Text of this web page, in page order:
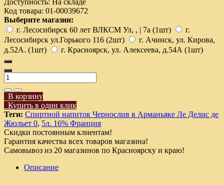
Код товара: 01-00039672
Выберите магазин:
г. Лесосибирск 60 лет ВЛКСМ Ул, , | 7а (1шт)
г.
Лесосибирск ул.Горького 116 (2шт)
г. Ачинск, ул. Кирова,
д.52А. (1шт)
г. Красноярск, ул. Алексеева, д.54А (1шт)
В корзину
Купить в один клик
Теги: Спиртной напиток Чернослив в Арманьяке Ле Делис де
Жюльет 0, 5л. 16% Франция
Скидки постоянным клиентам!
Гарантия качества всех товаров магазина!
Самовывоз из 20 магазинов по Красноярску и краю!
Описание